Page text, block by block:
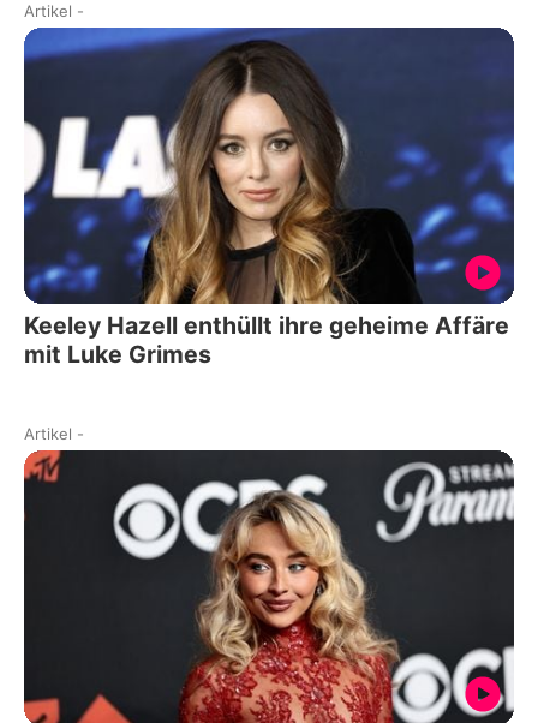
Artikel -
Keeley Hazell enthüllt ihre geheime Affäre
mit Luke Grimes
Artikel -